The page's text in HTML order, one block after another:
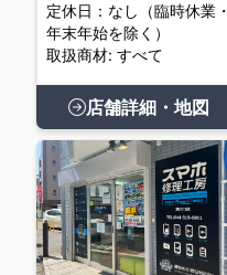
定休日：なし（臨時休業・
年末年始を除く）
取扱商材: すべて
店舗詳細・地図